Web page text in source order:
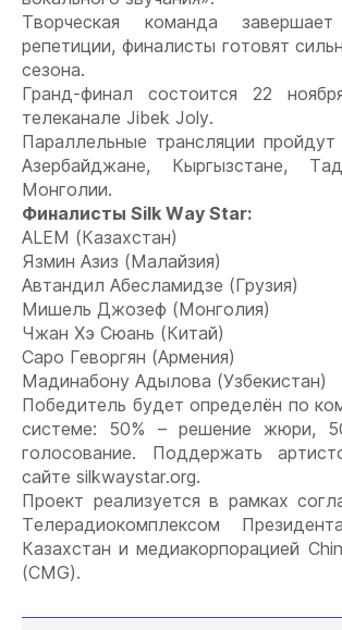
Творческая команда завершает
репетиции, финалисты готовят
сезона.
Гранд-финал состоится 22
телеканале Jibek Joly.
Параллельные трансляции
Азербайджане, Кыргызстане,
Монголии.
Финалисты Silk Way Star:
ALEM (Казахстан)
Язмин Азиз (Малайзия)
Автандил Абесламидзе (Грузия)
Мишель Джозеф (Монголия)
Чжан Хэ Сюань (Китай)
Саро Геворгян (Армения)
Мадинабону Адылова (Узбекистан)
Победитель будет определён по
системе: 50% – решение жюри,
голосование. Поддержать
сайте silkwaystar.org.
Проект реализуется в рамках
Телерадиокомплексом
Казахстан и медиакорпорацией
(CMG).